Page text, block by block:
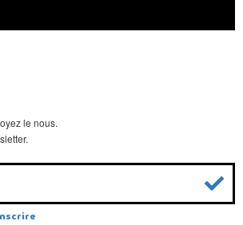
le nous.